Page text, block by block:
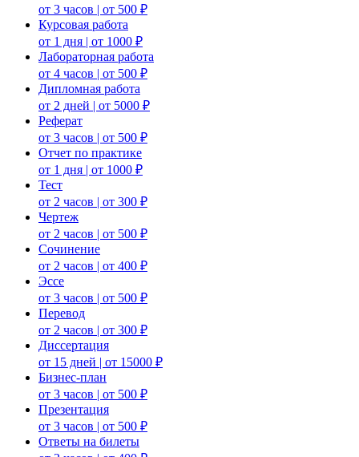
от 3 часов | от 500 ₽
Курсовая работа
от 1 дня | от 1000 ₽
Лабораторная работа
от 4 часов | от 500 ₽
Дипломная работа
от 2 дней | от 5000 ₽
Реферат
от 3 часов | от 500 ₽
Отчет по практике
от 1 дня | от 1000 ₽
Тест
от 2 часов | от 300 ₽
Чертеж
от 2 часов | от 500 ₽
Сочинение
от 2 часов | от 400 ₽
Эссе
от 3 часов | от 500 ₽
Перевод
от 2 часов | от 300 ₽
Диссертация
от 15 дней | от 15000 ₽
Бизнес-план
от 3 часов | от 500 ₽
Презентация
от 3 часов | от 500 ₽
Ответы на билеты